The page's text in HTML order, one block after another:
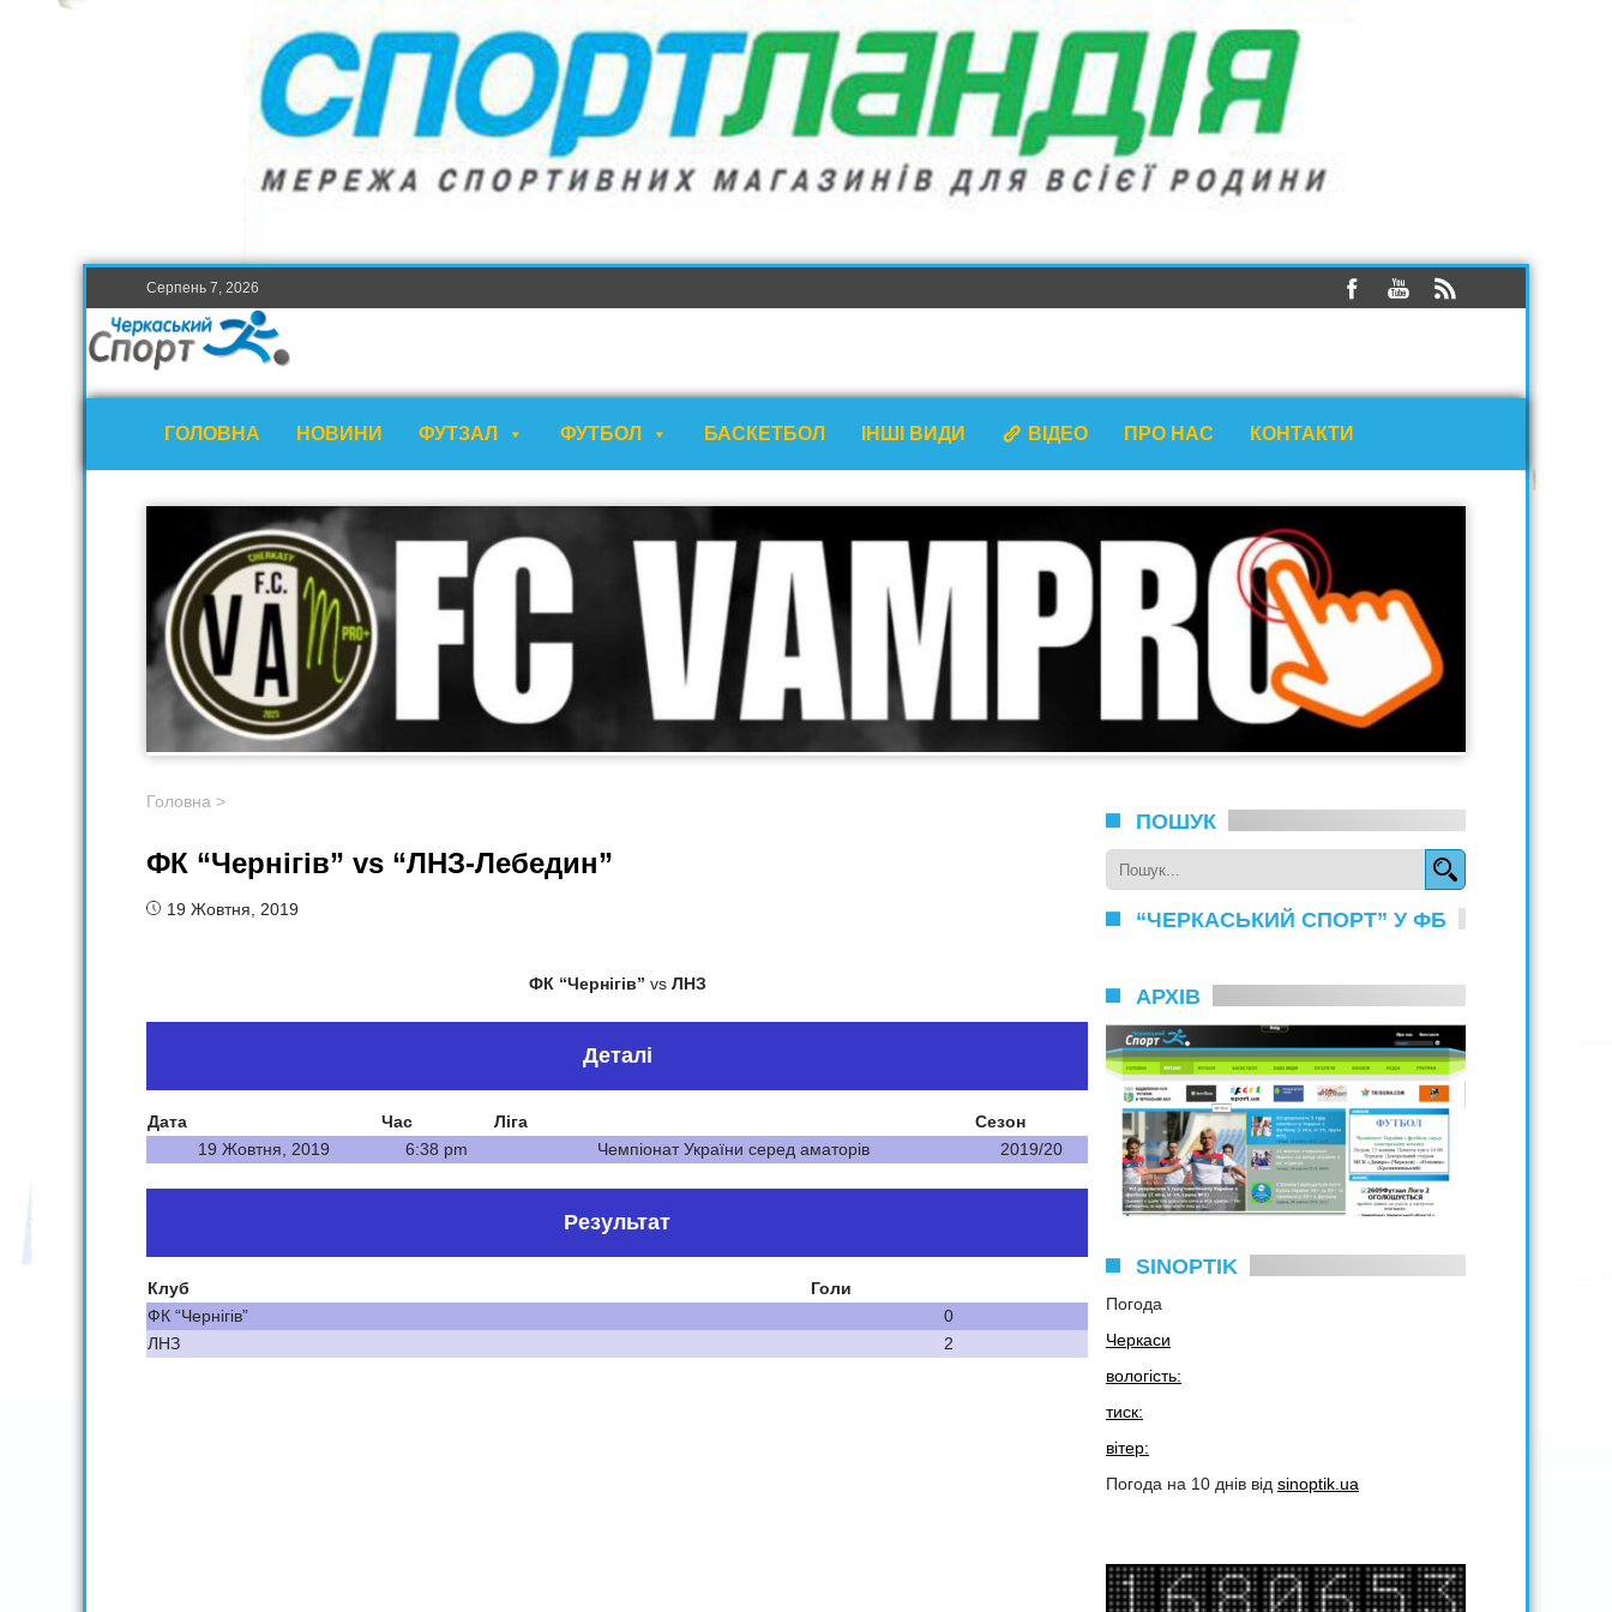
Серпень 7, 2026
ГОЛОВНА НОВИНИ ФУТЗАЛ ФУТБОЛ БАСКЕТБОЛ ІНШІ ВИДИ ВІДЕО ПРО НАС КОНТАКТИ
Головна >
ФК “Чернігів” vs “ЛНЗ-Лебедин”
19 Жовтня, 2019
ФК “Чернігів” vs ЛНЗ
Деталі
Дата Час Ліга
Сезон
19 Жовтня, 2019
6:38 pm Чемпіонат України серед аматорів 2019/20
Результат
Клуб
Голи
ФК “Чернігів”
0
ЛНЗ
2
ПОШУК
“ЧЕРКАСЬКИЙ СПОРТ” У ФБ
АРХІВ
SINOPTIK
Погода
Черкаси
вологість:
тиск:
вітер:
Погода на 10 днів від sinoptik.ua